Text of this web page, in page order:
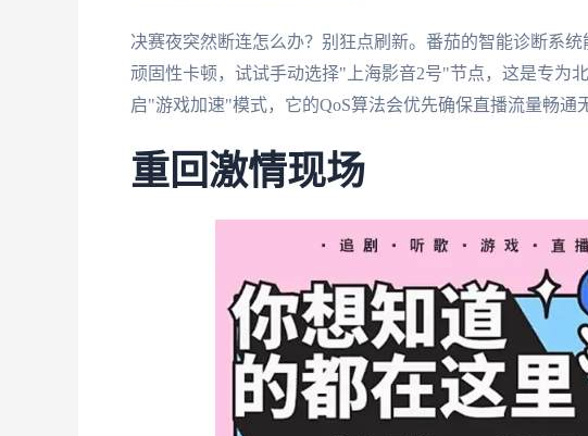
决赛夜突然断连怎么办？别狂点刷新。番茄的智能诊断系
顽固性卡顿，试试手动选择"上海影音2号"节点，这是专为
启"游戏加速"模式，它的QoS算法会优先确保直播流量畅通
重回激情现场